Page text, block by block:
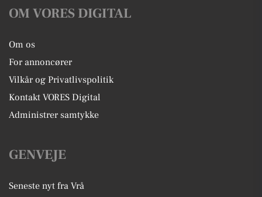
OM VORES DIGITAL
Om os
For annoncører
Vilkår og Privatlivspolitik
Kontakt VORES Digital
Administrer samtykke
GENVEJE
Seneste nyt fra Vrå